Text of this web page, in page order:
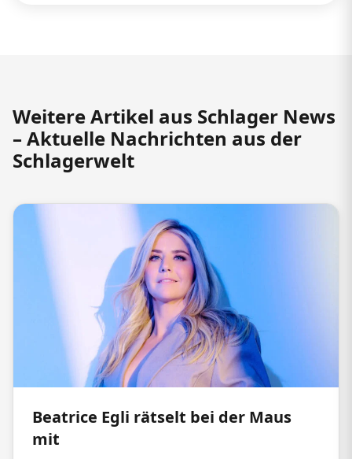
Weitere Artikel aus Schlager News
– Aktuelle Nachrichten aus der
Schlagerwelt
Beatrice Egli rätselt bei der Maus
mit